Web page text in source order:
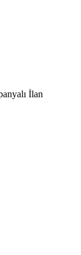
İlan